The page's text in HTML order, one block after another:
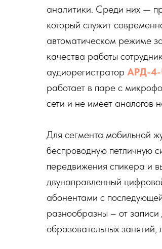
аналитики. Среди них —
который служит
автоматическом режиме
качества работы
аудиорегистратор АРД-4-
работает в паре с
сети и не имеет аналогов
Для сегмента мобильной
беспроводную петличную
передвижения спикера и
двунаправленный
абонентами с
разнообразны – от
образовательных